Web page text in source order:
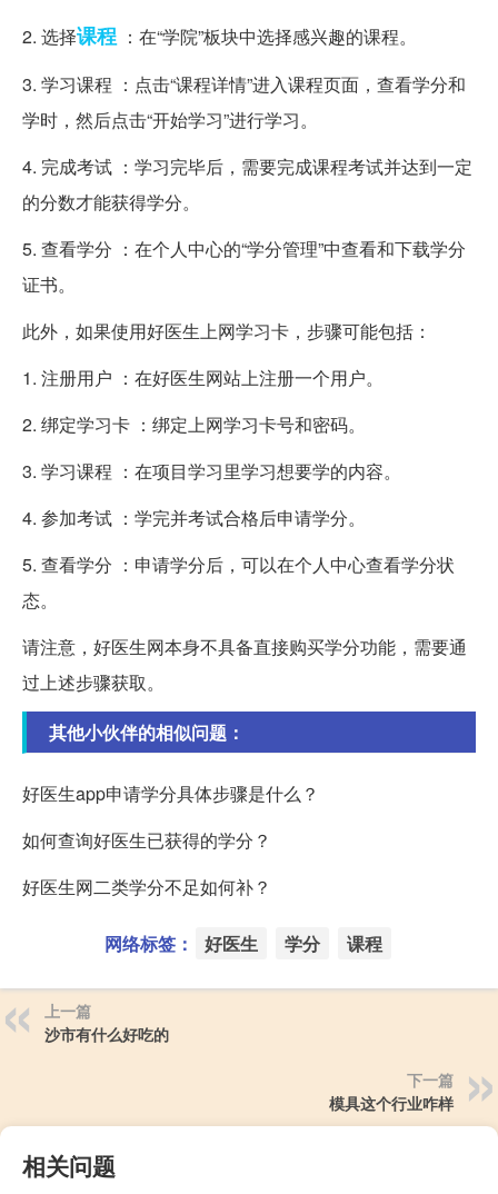
2. 选择课程 ：在“学院”板块中选择感兴趣的课程。
3. 学习课程 ：点击“课程详情”进入课程页面，查看学分和
学时，然后点击“开始学习”进行学习。
4. 完成考试 ：学习完毕后，需要完成课程考试并达到一定
的分数才能获得学分。
5. 查看学分 ：在个人中心的“学分管理”中查看和下载学分
证书。
此外，如果使用好医生上网学习卡，步骤可能包括：
1. 注册用户 ：在好医生网站上注册一个用户。
2. 绑定学习卡 ：绑定上网学习卡号和密码。
3. 学习课程 ：在项目学习里学习想要学的内容。
4. 参加考试 ：学完并考试合格后申请学分。
5. 查看学分 ：申请学分后，可以在个人中心查看学分状
态。
请注意，好医生网本身不具备直接购买学分功能，需要通
过上述步骤获取。
其他小伙伴的相似问题：
好医生app申请学分具体步骤是什么？
如何查询好医生已获得的学分？
好医生网二类学分不足如何补？
网络标签： 好医生 学分 课程
上一篇
沙市有什么好吃的
下一篇
模具这个行业咋样
相关问题